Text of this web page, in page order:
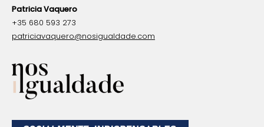
Patricia Vaquero
+35 680 593 273
patriciavaquero@nosigualdade.com